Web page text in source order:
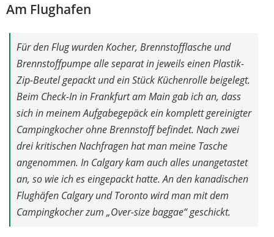
Am Flughafen
Für den Flug wurden Kocher, Brennstofflasche und
Brennstoffpumpe alle separat in jeweils einen Plastik-
Zip-Beutel gepackt und ein Stück Küchenrolle beigelegt.
Beim Check-In in Frankfurt am Main gab ich an, dass
sich in meinem Aufgabegepäck ein komplett gereinigter
Campingkocher ohne Brennstoff befindet. Nach zwei
drei kritischen Nachfragen hat man meine Tasche
angenommen. In Calgary kam auch alles unangetastet
an, so wie ich es eingepackt hatte. An den kanadischen
Flughäfen Calgary und Toronto wird man mit dem
Campingkocher zum „Over-size baggae“ geschickt.